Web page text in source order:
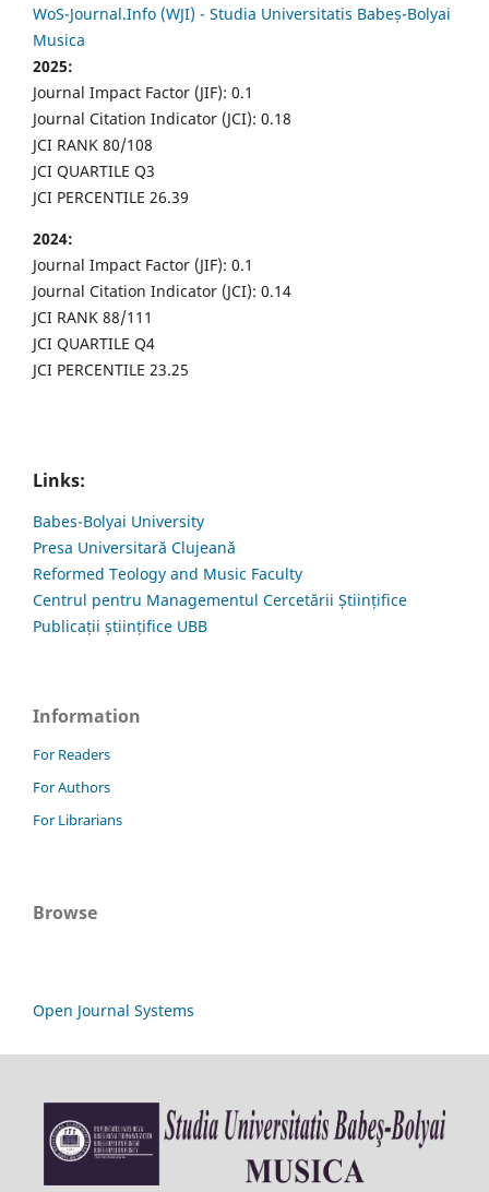
WoS-Journal.Info (WJI) - Studia Universitatis Babeș-Bolyai
Musica
2025:
Journal Impact Factor (JIF): 0.1
Journal Citation Indicator (JCI): 0.18
JCI RANK 80/108
JCI QUARTILE Q3
JCI PERCENTILE 26.39
2024:
Journal Impact Factor (JIF): 0.1
Journal Citation Indicator (JCI): 0.14
JCI RANK 88/111
JCI QUARTILE Q4
JCI PERCENTILE 23.25
Links:
Babes-Bolyai University
Presa Universitară Clujeană
Reformed Teology and Music Faculty
Centrul pentru Managementul Cercetării Științifice
Publicații științifice UBB
Information
For Readers
For Authors
For Librarians
Browse
Open Journal Systems